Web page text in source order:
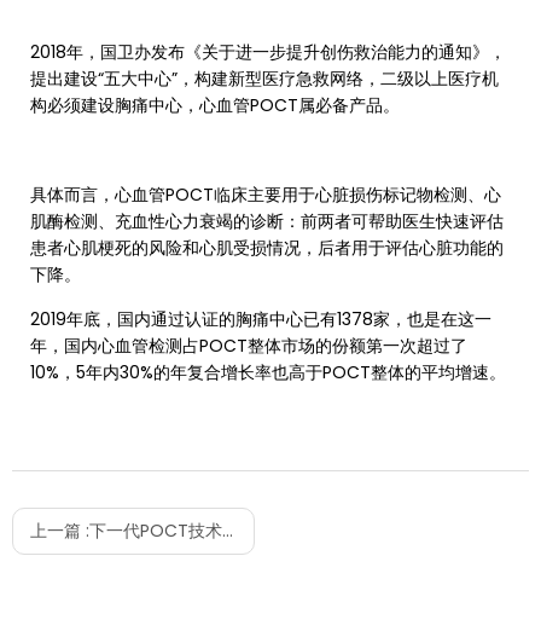
2018年，国卫办发布《关于进一步提升创伤救治能力的通知》，
提出建设“五大中心”，构建新型医疗急救网络，二级以上医疗机
构必须建设胸痛中心，心血管POCT属必备产品。
具体而言，心血管POCT临床主要用于心脏损伤标记物检测、心
肌酶检测、充血性心力衰竭的诊断：前两者可帮助医生快速评估
患者心肌梗死的风险和心肌受损情况，后者用于评估心脏功能的
下降。
2019年底，国内通过认证的胸痛中心已有1378家，也是在这一
年，国内心血管检测占POCT整体市场的份额第一次超过了
10%，5年内30%的年复合增长率也高于POCT整体的平均增速。
上一篇 :下一代POCT技术，微流控芯片到底“控”什么？